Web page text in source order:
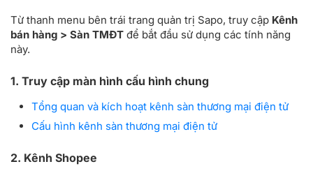
Từ thanh menu bên trái trang quản trị Sapo, truy cập Kênh
bán hàng > Sàn TMĐT để bắt đầu sử dụng các tính năng
này.
1. Truy cập màn hình cấu hình chung
Tổng quan và kích hoạt kênh sàn thương mại điện tử
Cấu hình kênh sàn thương mại điện tử
2. Kênh Shopee